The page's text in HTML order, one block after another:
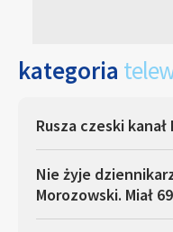
kategoria
Rusza czeski
Nie żyje
Morozowski. Miał